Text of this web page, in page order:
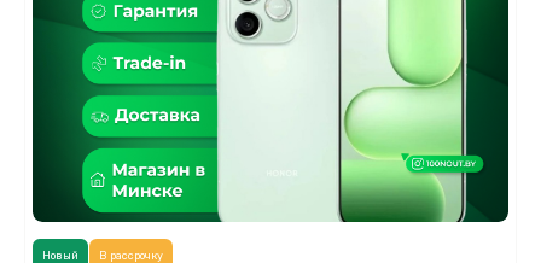
Новый В рассрочку